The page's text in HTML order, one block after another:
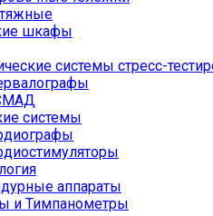
шкафы
системы стресс-
системы
аппараты
и Тимпанометры